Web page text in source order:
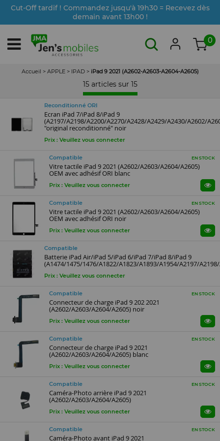
Cut-Off tardif ! Commandez jusqu'à 19h30 = Recevez dès
demain avant 13h00 !
0
Accueil > APPLE > IPAD > iPad 9 2021 (A2602-A2603-A2604-A2605)
15 articles sur 15
Reconditionné ORI
Ecran iPad 7/iPad 8/iPad 9
(A2197/A2198/A2200/A2270/A2428/A2429/A2430/A2602/
"original reconditionné" noir
Prix : Veuillez vous connecter
Compatible EN STOCK
Vitre tactile iPad 9 2021 (A2602/A2603/A2604/A2605)
OEM avec adhésif ORI blanc
Prix : Veuillez vous connecter
Compatible EN STOCK
Vitre tactile iPad 9 2021 (A2602/A2603/A2604/A2605)
OEM avec adhésif ORI noir
Prix : Veuillez vous connecter
Compatible
Batterie iPad Air/iPad 5/iPad 6/iPad 7/iPad 8/iPad 9
(A1474/1475/1476/A1822/A1823/A1893/A1954/A2197/
Prix : Veuillez vous connecter
Compatible EN STOCK
Connecteur de charge iPad 9 202 2021
(A2602/A2603/A2604/A2605) noir
Prix : Veuillez vous connecter
Compatible EN STOCK
Connecteur de charge iPad 9 2021
(A2602/A2603/A2604/A2605) blanc
Prix : Veuillez vous connecter
Compatible EN STOCK
Caméra-Photo arrière iPad 9 2021
(A2602/A2603/A2604/A2605)
Prix : Veuillez vous connecter
Compatible EN STOCK
Caméra-Photo avant iPad 9 2021